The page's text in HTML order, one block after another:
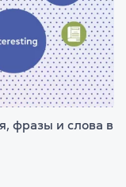
фразы и слова в